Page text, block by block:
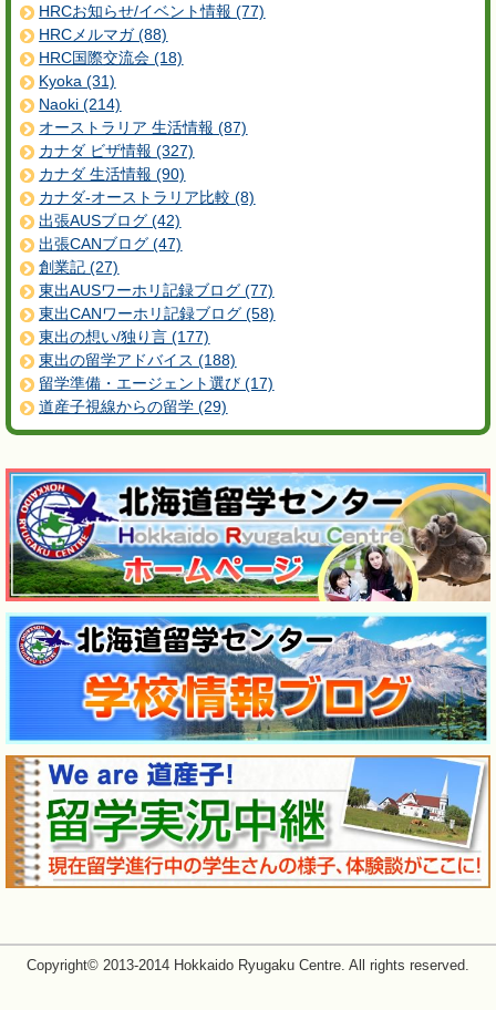
HRCお知らせ/イベント情報 (77)
HRCメルマガ (88)
HRC国際交流会 (18)
Kyoka (31)
Naoki (214)
オーストラリア 生活情報 (87)
カナダ ビザ情報 (327)
カナダ 生活情報 (90)
カナダ-オーストラリア比較 (8)
出張AUSブログ (42)
出張CANブログ (47)
創業記 (27)
東出AUSワーホリ記録ブログ (77)
東出CANワーホリ記録ブログ (58)
東出の想い/独り言 (177)
東出の留学アドバイス (188)
留学準備・エージェント選び (17)
道産子視線からの留学 (29)
Copyright© 2013-2014 Hokkaido Ryugaku Centre. All rights reserved.